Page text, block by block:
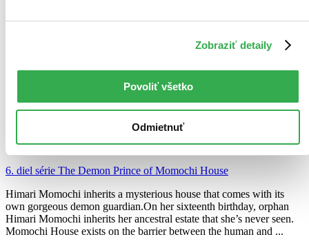
Zobraziť detaily
Povoliť všetko
Odmietnuť
The Demon Prince of Momochi House, Vol. 6
Aya Shouoto
6. diel série The Demon Prince of Momochi House
Himari Momochi inherits a mysterious house that comes with its
own gorgeous demon guardian.On her sixteenth birthday, orphan
Himari Momochi inherits her ancestral estate that she’s never seen.
Momochi House exists on the barrier between the human and ...